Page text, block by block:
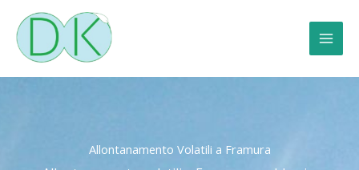
contenuto
Allontanamento Volatili a Framura